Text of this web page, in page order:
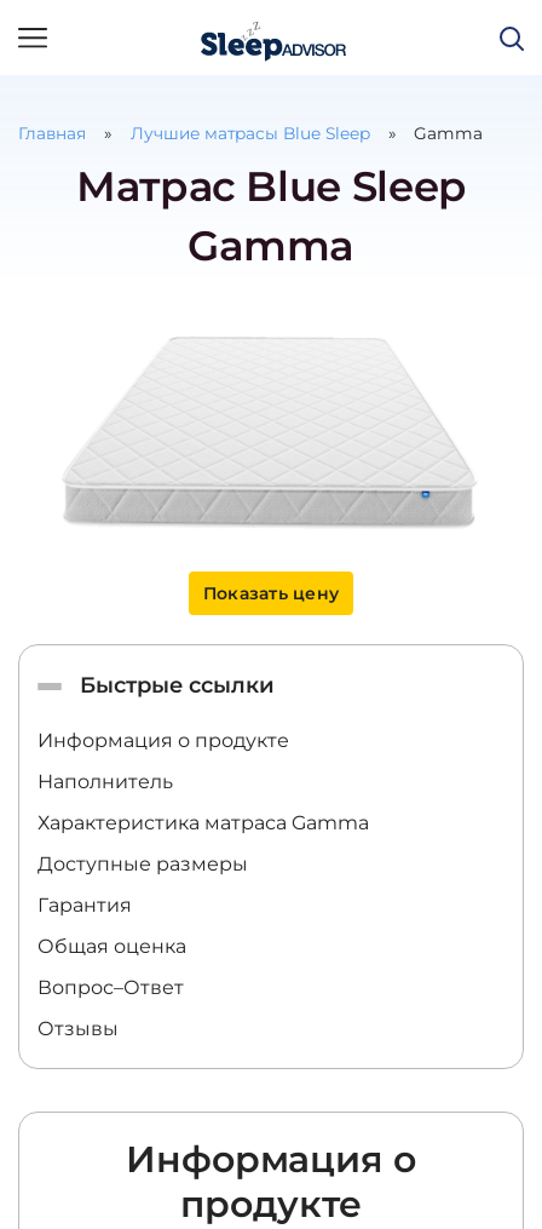
Главная Лучшие матрасы Blue Sleep Gamma
Матрас Blue Sleep
Gamma
Показать цену
Быстрые ссылки
Информация о продукте
Наполнитель
Характеристика матраса Gamma
Доступные размеры
Гарантия
Общая оценка
Вопрос–Ответ
Отзывы
Информация о
продукте